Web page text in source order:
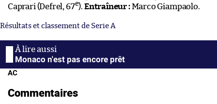
Caprari (Defrel, 67e). Entraîneur :Marco Giampaolo.
Résultats et classement de Serie A
Monaco n'est pas encore prêt
AC
Commentaires